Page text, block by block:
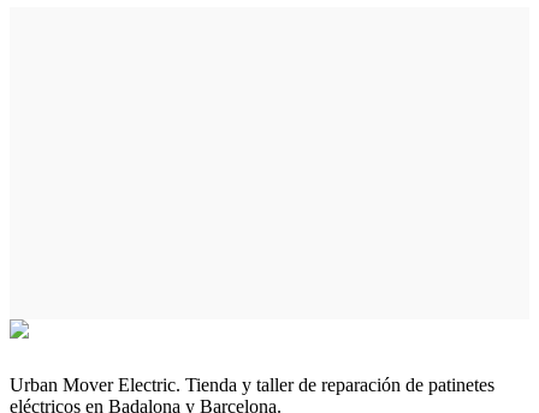
Urban Mover Electric. Tienda y taller de reparación de patinetes
eléctricos en Badalona y Barcelona.